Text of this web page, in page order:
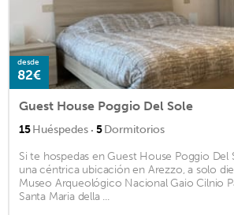
desde
82€
Guest House Poggio Del Sole
15Huéspedes · 5Dormitorios
Si te hospedas en Guest House Poggio Del
una céntrica ubicación en Arezzo, a solo
Museo Arqueológico Nacional Gaio Cilnio
Santa Maria della ...